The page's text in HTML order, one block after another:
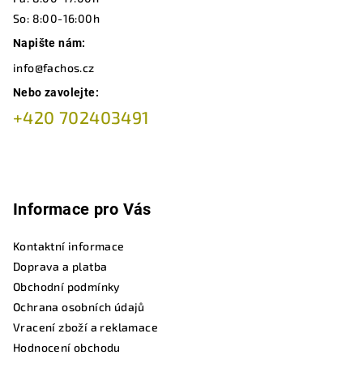
So: 8:00-16:00h
Napište nám:
info@fachos.cz
Nebo zavolejte:
+420 702403491
Informace pro Vás
Kontaktní informace
Doprava a platba
Obchodní podmínky
Ochrana osobních údajů
Vracení zboží a reklamace
Hodnocení obchodu